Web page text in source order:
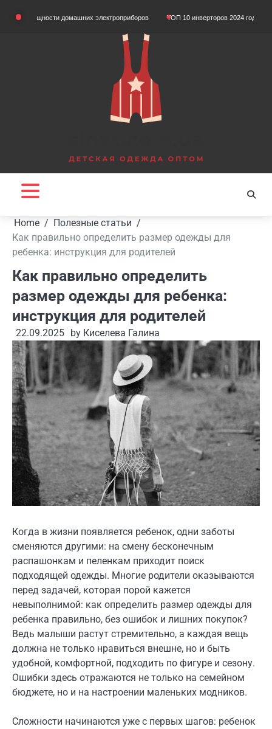
домашних электроприборов ТОП 10 инверторов 2024 года Що таке
Home
Полезные статьи
Как правильно определить размер одежды для
ребенка: инструкция для родителей
Как правильно определить
размер одежды для ребенка:
инструкция для родителей
22.09.2025 by Киселева Галина
Когда в жизни появляется ребенок, одни заботы
сменяются другими: на смену бесконечным
распашонкам и пеленкам приходит поиск
подходящей одежды. Многие родители оказываются
перед задачей, которая порой кажется
невыполнимой: как определить размер одежды для
ребенка правильно, без ошибок и лишних покупок?
Ведь малыши растут стремительно, а каждая вещь
должна не только нравиться внешне, но и быть
удобной, комфортной, подходить по фигуре и сезону.
Ошибки здесь отражаются не только на семейном
бюджете, но и на настроении маленьких модников.
Сложности начинаются уже с первых шагов: ребенок